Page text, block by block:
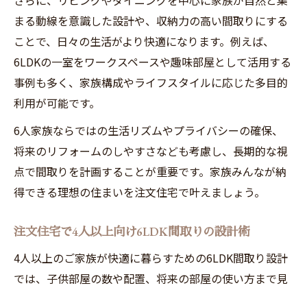
まる動線を意識した設計や、収納力の高い間取りにする
ことで、日々の生活がより快適になります。例えば、
6LDKの一室をワークスペースや趣味部屋として活用する
事例も多く、家族構成やライフスタイルに応じた多目的
利用が可能です。
6人家族ならではの生活リズムやプライバシーの確保、
将来のリフォームのしやすさなども考慮し、長期的な視
点で間取りを計画することが重要です。家族みんなが納
得できる理想の住まいを注文住宅で叶えましょう。
注文住宅で4人以上向け6LDK間取りの設計術
4人以上のご家族が快適に暮らすための6LDK間取り設計
では、子供部屋の数や配置、将来の部屋の使い方まで見